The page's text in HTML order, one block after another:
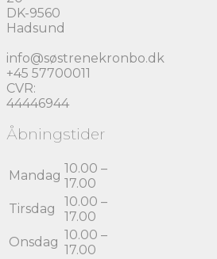
DK-9560
Hadsund
info@søstrenekronbo.dk
+45 57700011
CVR:
44446944
Åbningstider
Mandag 10.00 –
17.00
Tirsdag
10.00 –
17.00
Onsdag 10.00 –
17.00